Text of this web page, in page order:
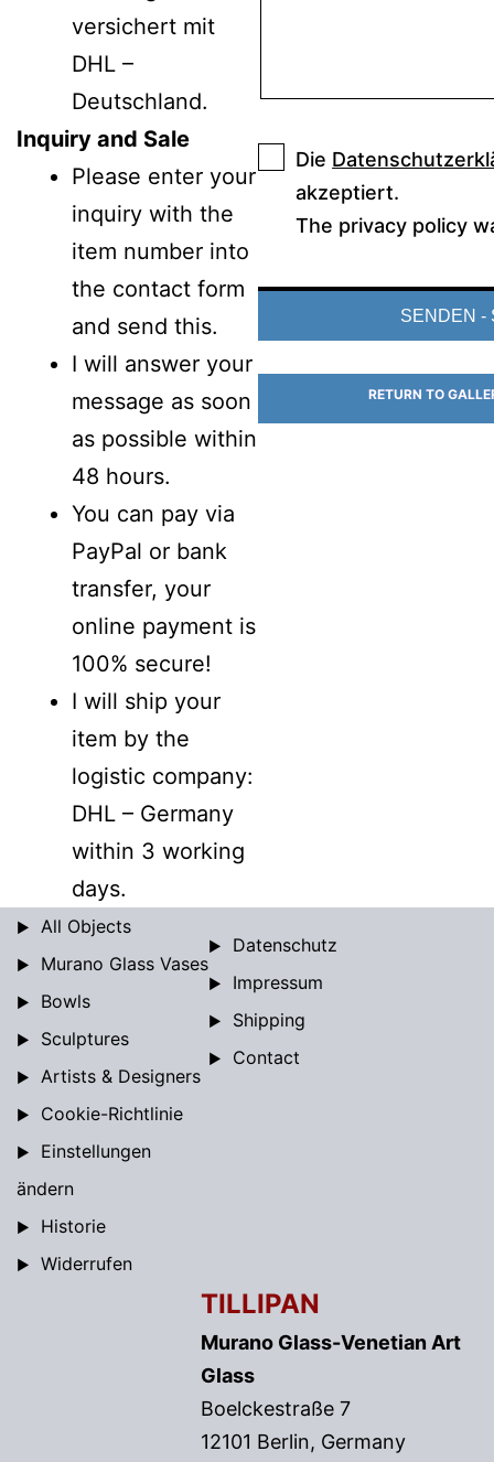
versichert mit
DHL –
Deutschland.
Inquiry and Sale
Please enter your
inquiry with the
item number into
the contact form
and send this.
I will answer your
message as soon
as possible within
48 hours.
You can pay via
PayPal or bank
transfer, your
online payment is
100% secure!
I will ship your
item by the
logistic company:
DHL – Germany
within 3 working
days.
Die
akzeptiert.
The privacy policy
RETURN TO
All Objects
Murano Glass Vases
Bowls
Sculptures
Artists & Designers
Datenschutz
Impressum
Shipping
Contact
Cookie-Richtlinie
Einstellungen
ändern
Historie
Widerrufen
TILLIPAN
Murano Glass-Venetian Art
Glass
Boelckestraße 7
12101 Berlin, Germany